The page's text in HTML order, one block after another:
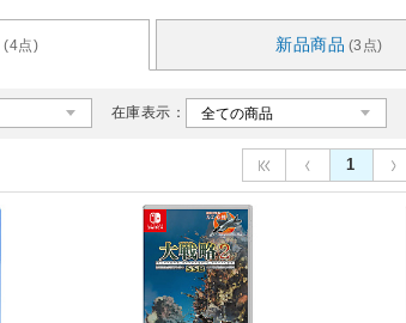
(4点) 新品商品 (3点)
在庫表示：
1